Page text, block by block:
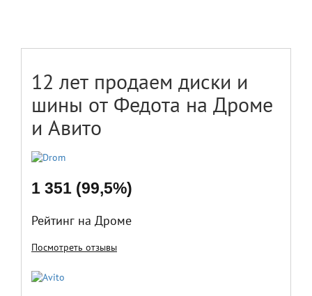
12 лет продаем диски и
шины от Федота на Дроме
и Авито
1 351 (99,5%)
Рейтинг на Дроме
Посмотреть отзывы